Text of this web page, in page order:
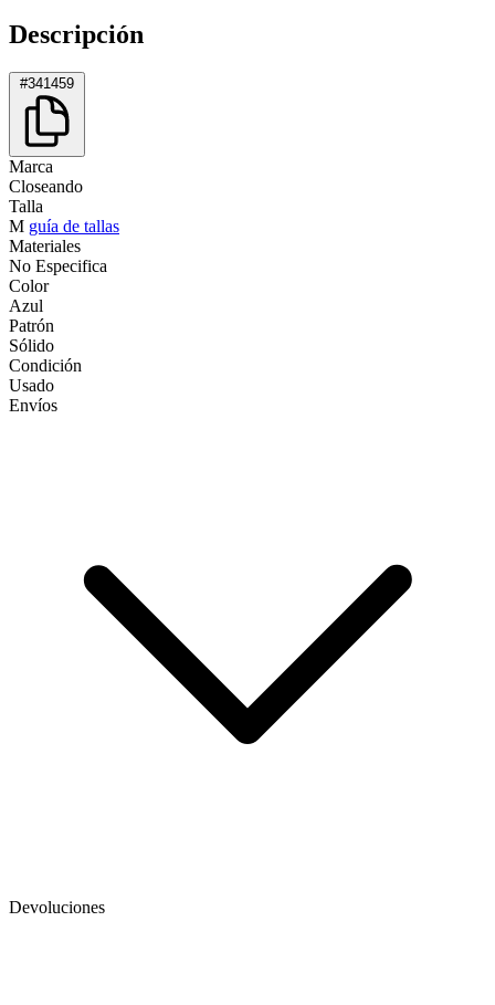
Descripción
#341459
Marca
Closeando
Talla
M guía de tallas
Materiales
No Especifica
Color
Azul
Patrón
Sólido
Condición
Usado
Envíos
Devoluciones